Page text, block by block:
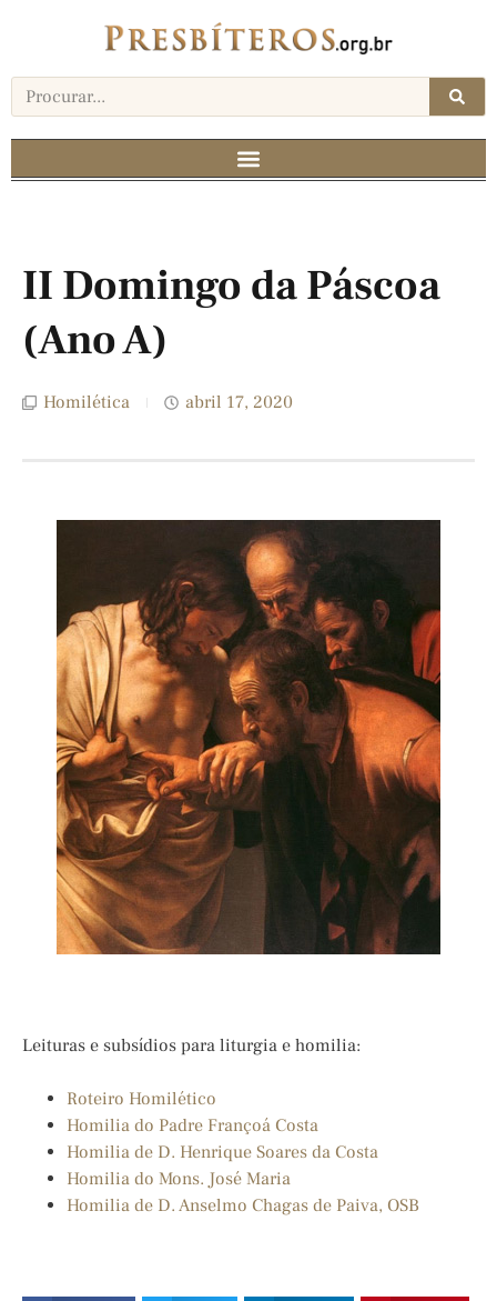
II Domingo da Páscoa
(Ano A)
Homilética abril 17, 2020
Leituras e subsídios para liturgia e homilia:
Roteiro Homilético
Homilia do Padre Françoá Costa
Homilia de D. Henrique Soares da Costa
Homilia do Mons. José Maria
Homilia de D. Anselmo Chagas de Paiva, OSB